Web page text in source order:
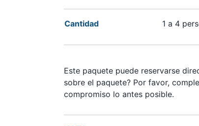
Cantidad 1 a 4
Este paquete puede reservarse
sobre el paquete? Por favor,
compromiso lo antes posible.